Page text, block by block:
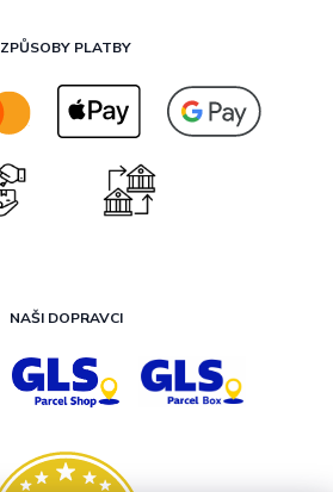
ZPŮSOBY PLATBY
NAŠI DOPRAVCI